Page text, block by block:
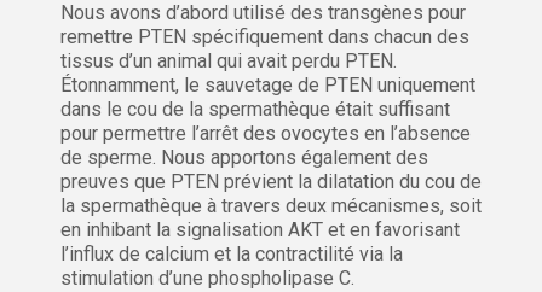
Nous avons d’abord utilisé des transgènes pour
remettre PTEN spécifiquement dans chacun des
tissus d’un animal qui avait perdu PTEN.
Étonnamment, le sauvetage de PTEN uniquement
dans le cou de la spermathèque était suffisant
pour permettre l’arrêt des ovocytes en l’absence
de sperme. Nous apportons également des
preuves que PTEN prévient la dilatation du cou de
la spermathèque à travers deux mécanismes, soit
en inhibant la signalisation AKT et en favorisant
l’influx de calcium et la contractilité via la
stimulation d’une phospholipase C.